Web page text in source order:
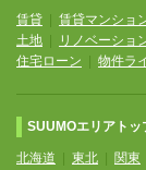
賃貸 賃貸マンショ
土地
リノベーショ
住宅ローン
物件ラ
SUUMOエリアトッ
北海道 東北 関東